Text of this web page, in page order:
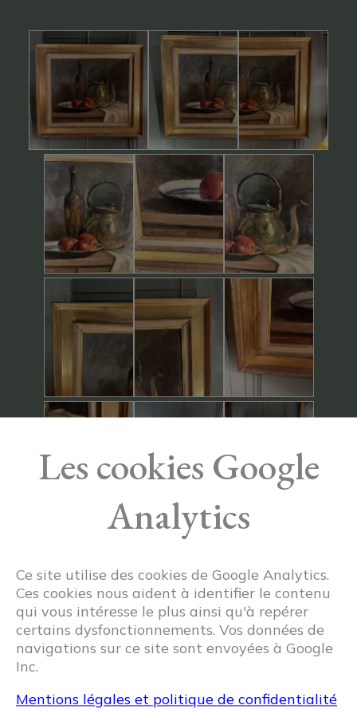
Articles similaires
Les cookies Google
Analytics
Ce site utilise des cookies de Google Analytics.
Ces cookies nous aident à identifier le contenu
qui vous intéresse le plus ainsi qu'à repérer
certains dysfonctionnements. Vos données de
navigations sur ce site sont envoyées à Google
Inc.
Mentions légales et politique de confidentialité